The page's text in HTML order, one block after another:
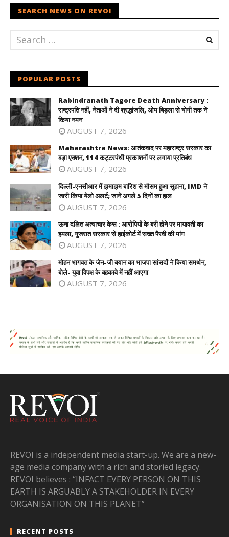
SEARCH NEWS ON REVOI
POPULAR POSTS
Rabindranath Tagore Death Anniversary :
राष्ट्रपति नहीं, नेताओं ने दी श्रद्धांजलि, ओम बिड़ला से योगी तक ने
किया नमन
AUGUST 7, 2026
Maharashtra News: आतंकवाद पर महाराष्ट्र सरकार का
बड़ा एक्शन, 114 कट्टरपंथी प्रकाशनों पर लगाया प्रतिबंध
AUGUST 7, 2026
दिल्ली-एनसीआर में झमाझम बारिश से मौसम हुआ सुहाना, IMD ने
जारी किया येलो अलर्ट; जानें अगले 5 दिनों का हाल
AUGUST 7, 2026
ऊना दलित अत्याचार केस : आरोपियों के बरी होने पर मायावती का
हमला, गुजरात सरकार से हाईकोर्ट में सख्त पैरवी की मांग
AUGUST 7, 2026
मोहन भागवत के जेन-जी बयान का भाजपा सांसदों ने किया समर्थन,
बोले- युवा विपक्ष के बहकावे में नहीं आएगा
AUGUST 7, 2026
REVOI is a independent media start-up. We are a new-
age media company with a rich and storied legacy.
REVOI believes : “INFACT EVERY PERSON ON THIS
EARTH IS ARGUABLY A STAKEHOLDER IN EVERY
ORGANISATION ON THIS PLANET”
RECENT POSTS